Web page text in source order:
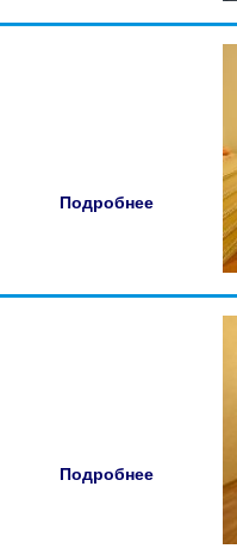
Подробнее
Подробнее